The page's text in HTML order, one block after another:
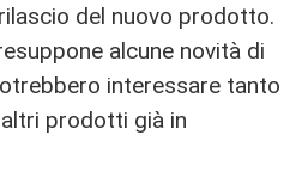
del nuovo prodotto.
alcune novità di
interessare tanto
altri prodotti già in